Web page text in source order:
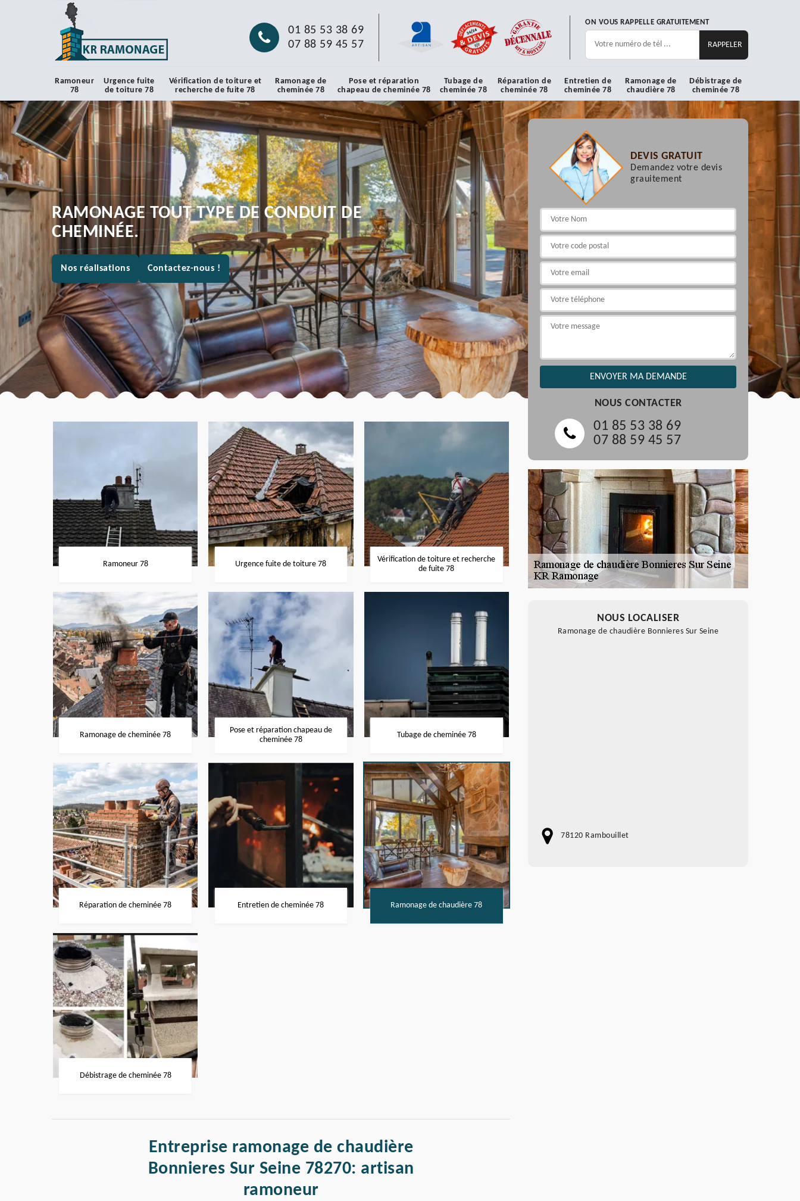
01 85 53 38 69
07 88 59 45 57
ON VOUS RAPPELLE GRATUITEMENT
Ramoneur
78
Urgence fuite
de toiture 78
Vérification de toiture et
recherche de fuite 78
Ramonage de
cheminée 78
Pose et réparation
chapeau de cheminée 78
Tubage de
cheminée 78
Réparation de
cheminée 78
Entretien de
cheminée 78
Ramonage de
chaudière 78
Débistrage de
cheminée 78
RAMONAGE TOUT TYPE DE CONDUIT DE
CHEMINÉE.
Nos réalisations Contactez-nous !
Ramoneur 78 Urgence fuite de toiture 78
Vérification de toiture et recherche
de fuite 78
Ramonage de cheminée 78
Pose et réparation chapeau de
cheminée 78
Tubage de cheminée 78
Réparation de cheminée 78 Entretien de cheminée 78 Ramonage de chaudière 78
Débistrage de cheminée 78
Entreprise ramonage de chaudière
Bonnieres Sur Seine 78270: artisan
ramoneur
DEVIS GRATUIT
Demandez votre devis
grauitement
NOUS CONTACTER
01 85 53 38 69
07 88 59 45 57
NOUS LOCALISER
Ramonage de chaudière Bonnieres Sur Seine
78120 Rambouillet